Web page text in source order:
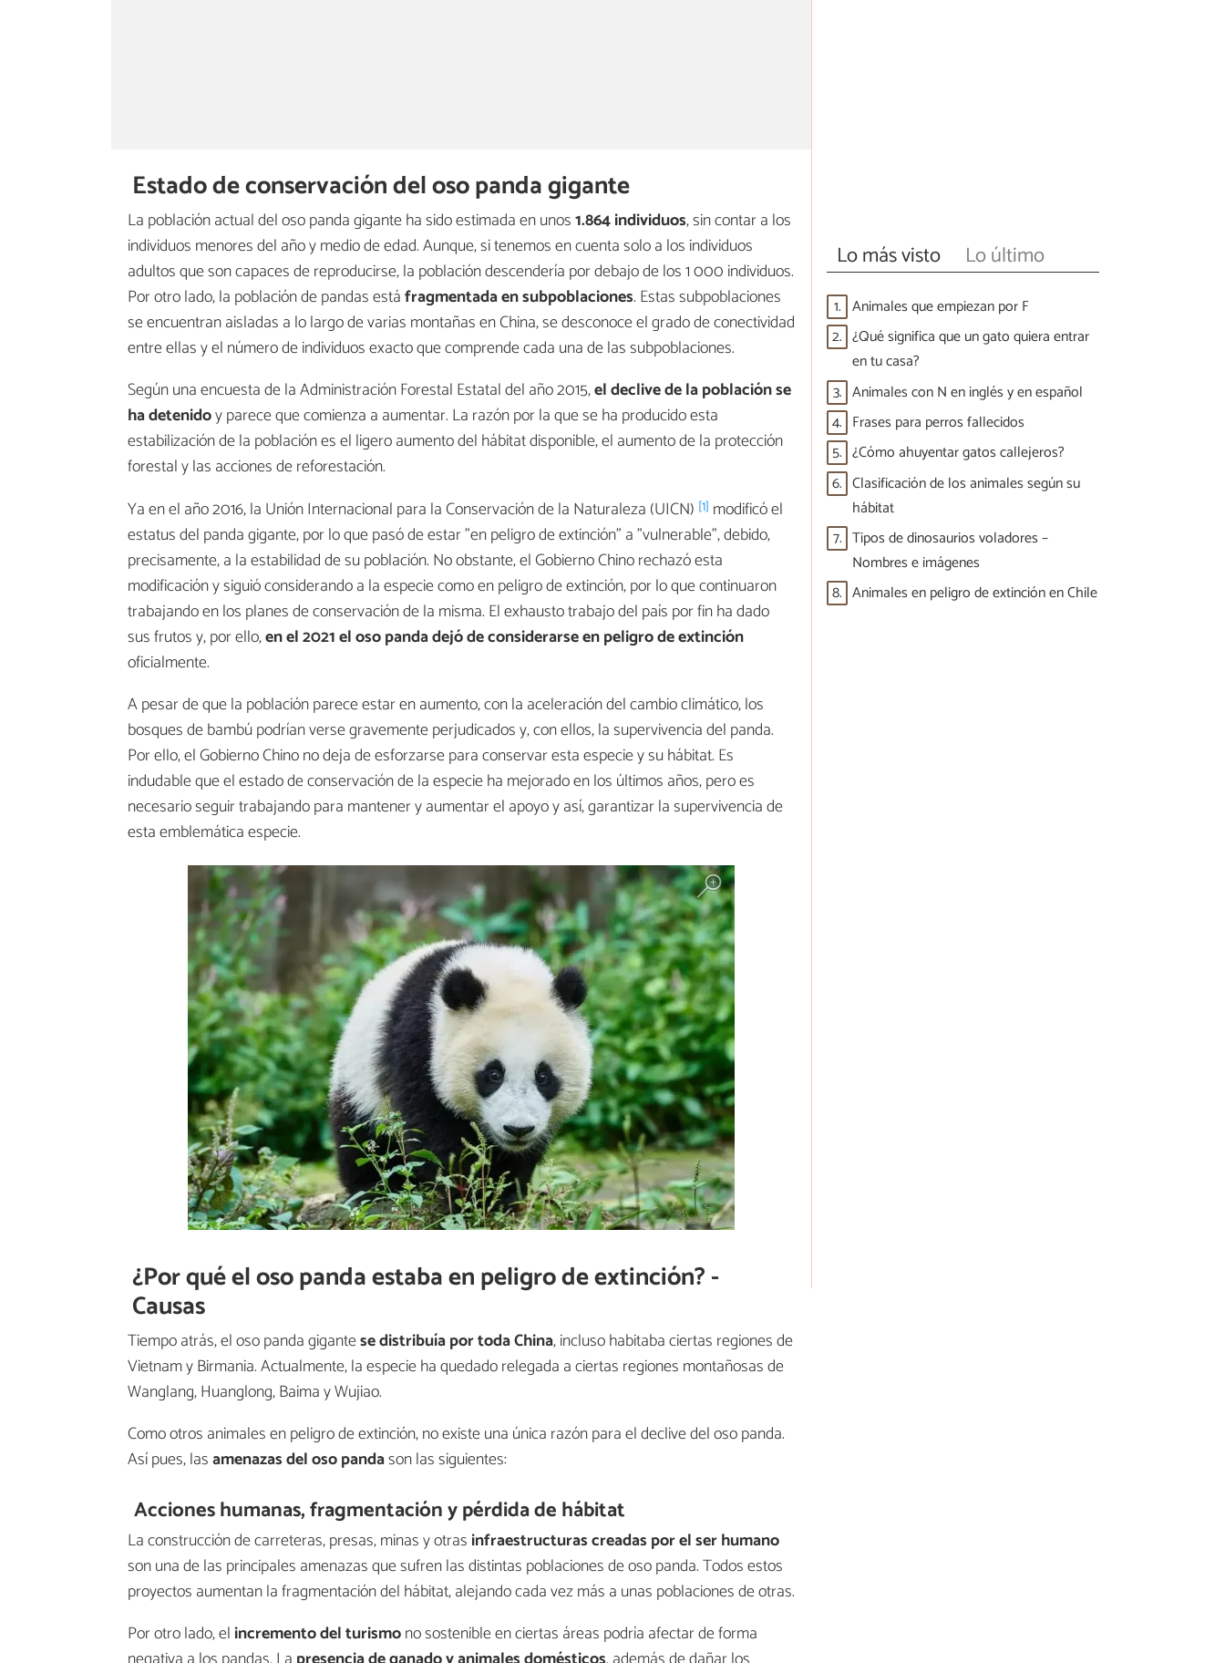
Estado de conservación del oso panda gigante
La población actual del oso panda gigante ha sido estimada en unos1.864 individuos, sin contar a los
individuos menores del año y medio de edad. Aunque, si tenemos en cuenta solo a los individuos
adultos que son capaces de reproducirse, la población descendería por debajo de los 1 000 individuos.
Por otro lado, la población de pandas estáfragmentada en subpoblaciones. Estas subpoblaciones
se encuentran aisladas a lo largo de varias montañas en China, se desconoce el grado de conectividad
entre ellas y el número de individuos exacto que comprende cada una de las subpoblaciones.
Según una encuesta de la Administración Forestal Estatal del año 2015,el declive de la población se
ha detenidoy parece que comienza a aumentar. La razón por la que se ha producido esta
estabilización de la población es el ligero aumento del hábitat disponible, el aumento de la protección
forestal y las acciones de reforestación.
Ya en el año 2016, la Unión Internacional para la Conservación de la Naturaleza (UICN) [1] modificó el
estatus del panda gigante, por lo que pasó de estar "en peligro de extinción" a "vulnerable", debido,
precisamente, a la estabilidad de su población. No obstante, el Gobierno Chino rechazó esta
modificación y siguió considerando a la especie como en peligro de extinción, por lo que continuaron
trabajando en los planes de conservación de la misma. El exhausto trabajo del país por fin ha dado
sus frutos y, por ello,en el 2021 el oso panda dejó de considerarse en peligro de extinción
oficialmente.
A pesar de que la población parece estar en aumento, con la aceleración del cambio climático, los
bosques de bambú podrían verse gravemente perjudicados y, con ellos, la supervivencia del panda.
Por ello, el Gobierno Chino no deja de esforzarse para conservar esta especie y su hábitat. Es
indudable que el estado de conservación de la especie ha mejorado en los últimos años, pero es
necesario seguir trabajando para mantener y aumentar el apoyo y así, garantizar la supervivencia de
esta emblemática especie.
¿Por qué el oso panda estaba en peligro de extinción? -
Causas
Tiempo atrás, el oso panda gigantese distribuía por toda China, incluso habitaba ciertas regiones de
Vietnam y Birmania. Actualmente, la especie ha quedado relegada a ciertas regiones montañosas de
Wanglang, Huanglong, Baima y Wujiao.
Como otros animales en peligro de extinción, no existe una única razón para el declive del oso panda.
Así pues, lasamenazas del oso pandason las siguientes:
Acciones humanas, fragmentación y pérdida de hábitat
La construcción de carreteras, presas, minas y otras infraestructuras creadas por el ser humano
son una de las principales amenazas que sufren las distintas poblaciones de oso panda. Todos estos
proyectos aumentan la fragmentación del hábitat, alejando cada vez más a unas poblaciones de otras.
Por otro lado, el incremento del turismono sostenible en ciertas áreas podría afectar de forma
Lo más visto Lo último
1. Animales que empiezan por F
2. ¿Qué significa que un gato quiera entrar
en tu casa?
3. Animales con N en inglés y en español
4. Frases para perros fallecidos
5. ¿Cómo ahuyentar gatos callejeros?
6. Clasificación de los animales según su
hábitat
7. Tipos de dinosaurios voladores –
Nombres e imágenes
8. Animales en peligro de extinción en Chile